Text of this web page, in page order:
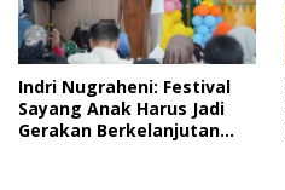
Indri Nugraheni: Festival
Sayang Anak Harus Jadi
Gerakan Berkelanjutan